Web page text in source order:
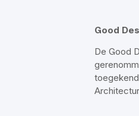
Good
De Good